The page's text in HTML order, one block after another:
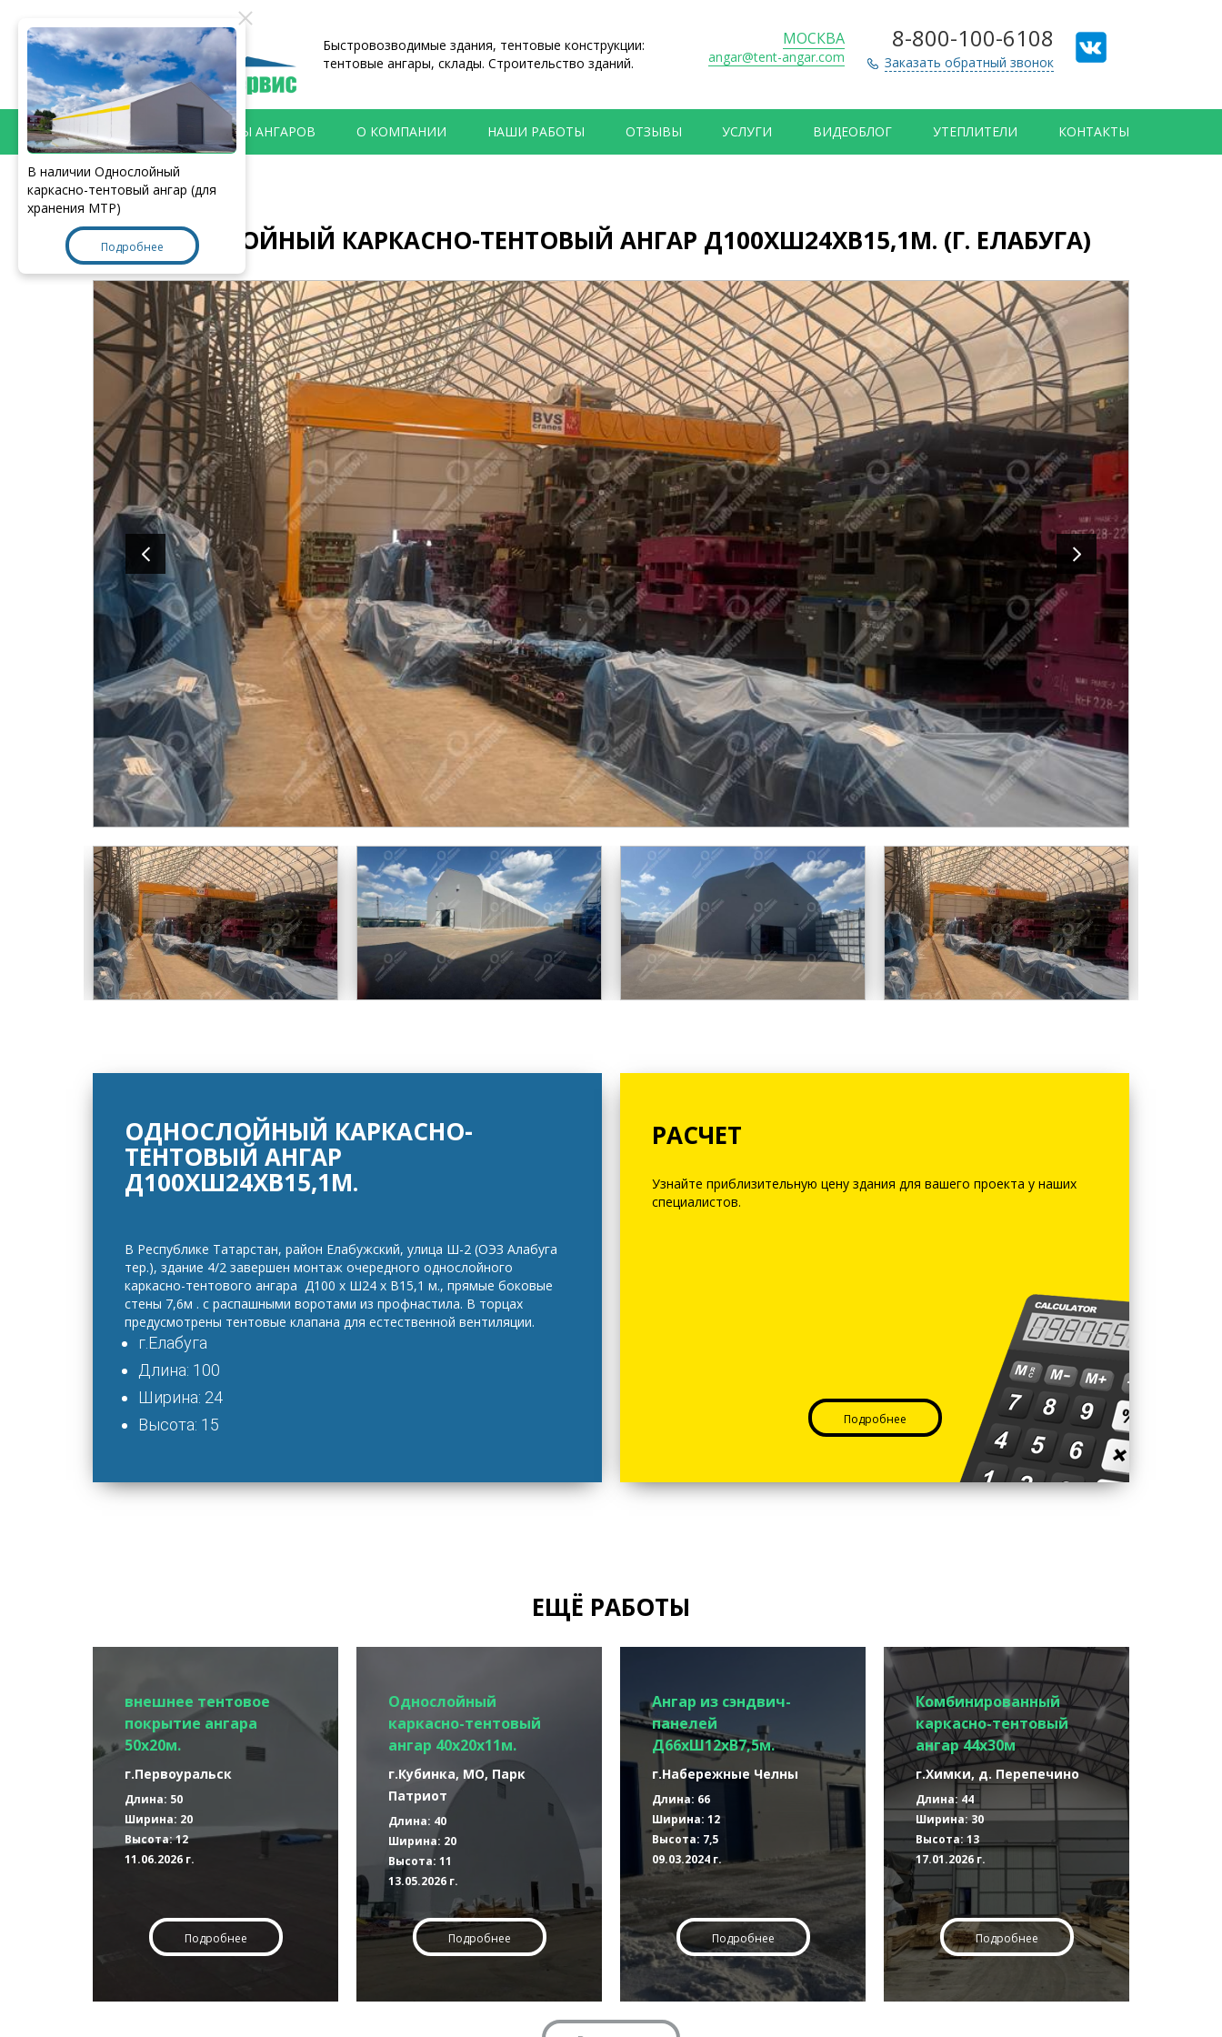
Быстровозводимые здания, тентовые конструкции:
тентовые ангары, склады. Строительство зданий.
МОСКВА
angar@tent-angar.com
8-800-100-6108
Заказать обратный звонок
ТИПЫ АНГАРОВ О КОМПАНИИ НАШИ РАБОТЫ ОТЗЫВЫ УСЛУГИ ВИДЕОБЛОГ УТЕПЛИТЕЛИ КОНТАКТЫ
Главная > Наши работы
ОДНОСЛОЙНЫЙ КАРКАСНО-ТЕНТОВЫЙ АНГАР Д100ХШ24ХВ15,1М. (Г. ЕЛАБУГА)
ОДНОСЛОЙНЫЙ КАРКАСНО-
ТЕНТОВЫЙ АНГАР
Д100ХШ24ХВ15,1М.
В Республике Татарстан, район Елабужский, улица Ш-2 (ОЭЗ Алабуга
тер.), здание 4/2 завершен монтаж очередного однослойного
каркасно-тентового ангара Д100 х Ш24 х В15,1 м., прямые боковые
стены 7,6м . с распашными воротами из профнастила. В торцах
предусмотрены тентовые клапана для естественной вентиляции.
г.Елабуга
Длина: 100
Ширина: 24
Высота: 15
РАСЧЕТ
Узнайте приблизительную цену здания для вашего проекта у наших
специалистов.
Подробнее
ЕЩЁ РАБОТЫ
внешнее тентовое
покрытие ангара
50х20м.
г.Первоуральск
Длина: 50
Ширина: 20
Высота: 12
11.06.2026 г.
Подробнее
Однослойный
каркасно-тентовый
ангар 40х20х11м.
г.Кубинка, МО, Парк
Патриот
Длина: 40
Ширина: 20
Высота: 11
13.05.2026 г.
Подробнее
Ангар из сэндвич-
панелей
Д66хШ12хВ7,5м.
г.Набережные Челны
Длина: 66
Ширина: 12
Высота: 7,5
09.03.2024 г.
Подробнее
Комбинированный
каркасно-тентовый
ангар 44х30м
г.Химки, д. Перепечино
Длина: 44
Ширина: 30
Высота: 13
17.01.2026 г.
Подробнее
В наличии Однослойный
каркасно-тентовый ангар (для
хранения МТР)
Подробнее